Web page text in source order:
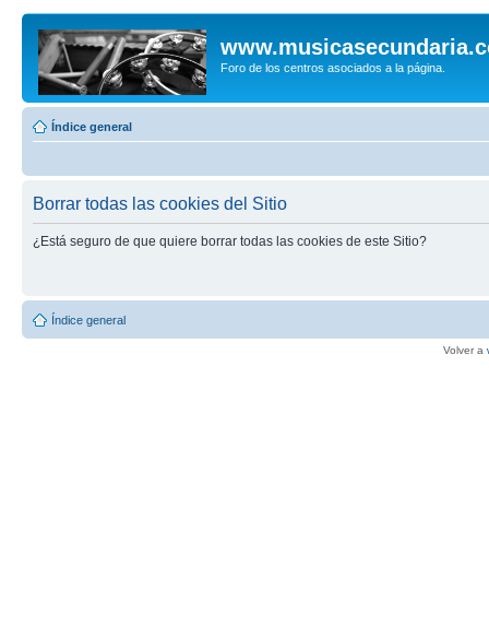
Foro de los centros asociados a la página.
Índice general
Borrar todas las cookies del Sitio
¿Está seguro de que quiere borrar todas las cookies de este Sitio?
Índice general
Volver a